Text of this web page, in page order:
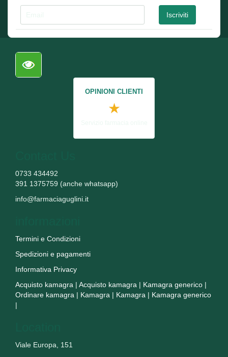
OPINIONI CLIENTI
★
0733 434492
391 1375759 (anche whatsapp)
info@farmaciaguglini.it
Termini e Condizioni
Spedizioni e pagamenti
Informativa Privacy
Acquisto kamagra | Acquisto kamagra | Kamagra generico |
Ordinare kamagra | Kamagra | Kamagra | Kamagra generico
|
Viale Europa, 151